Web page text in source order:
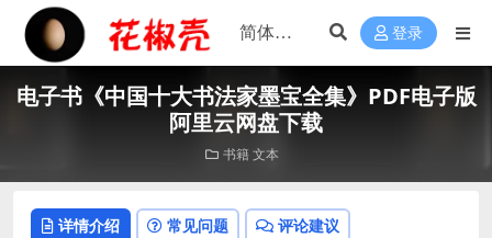
登录
电子书《中国十大书法家墨宝全集》PDF电子版
阿里云网盘下载
书籍 文本
详情介绍 常见问题 评论建议